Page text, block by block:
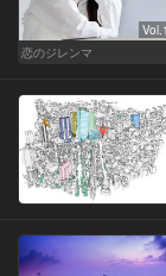
Vol.1
恋のジレンマ